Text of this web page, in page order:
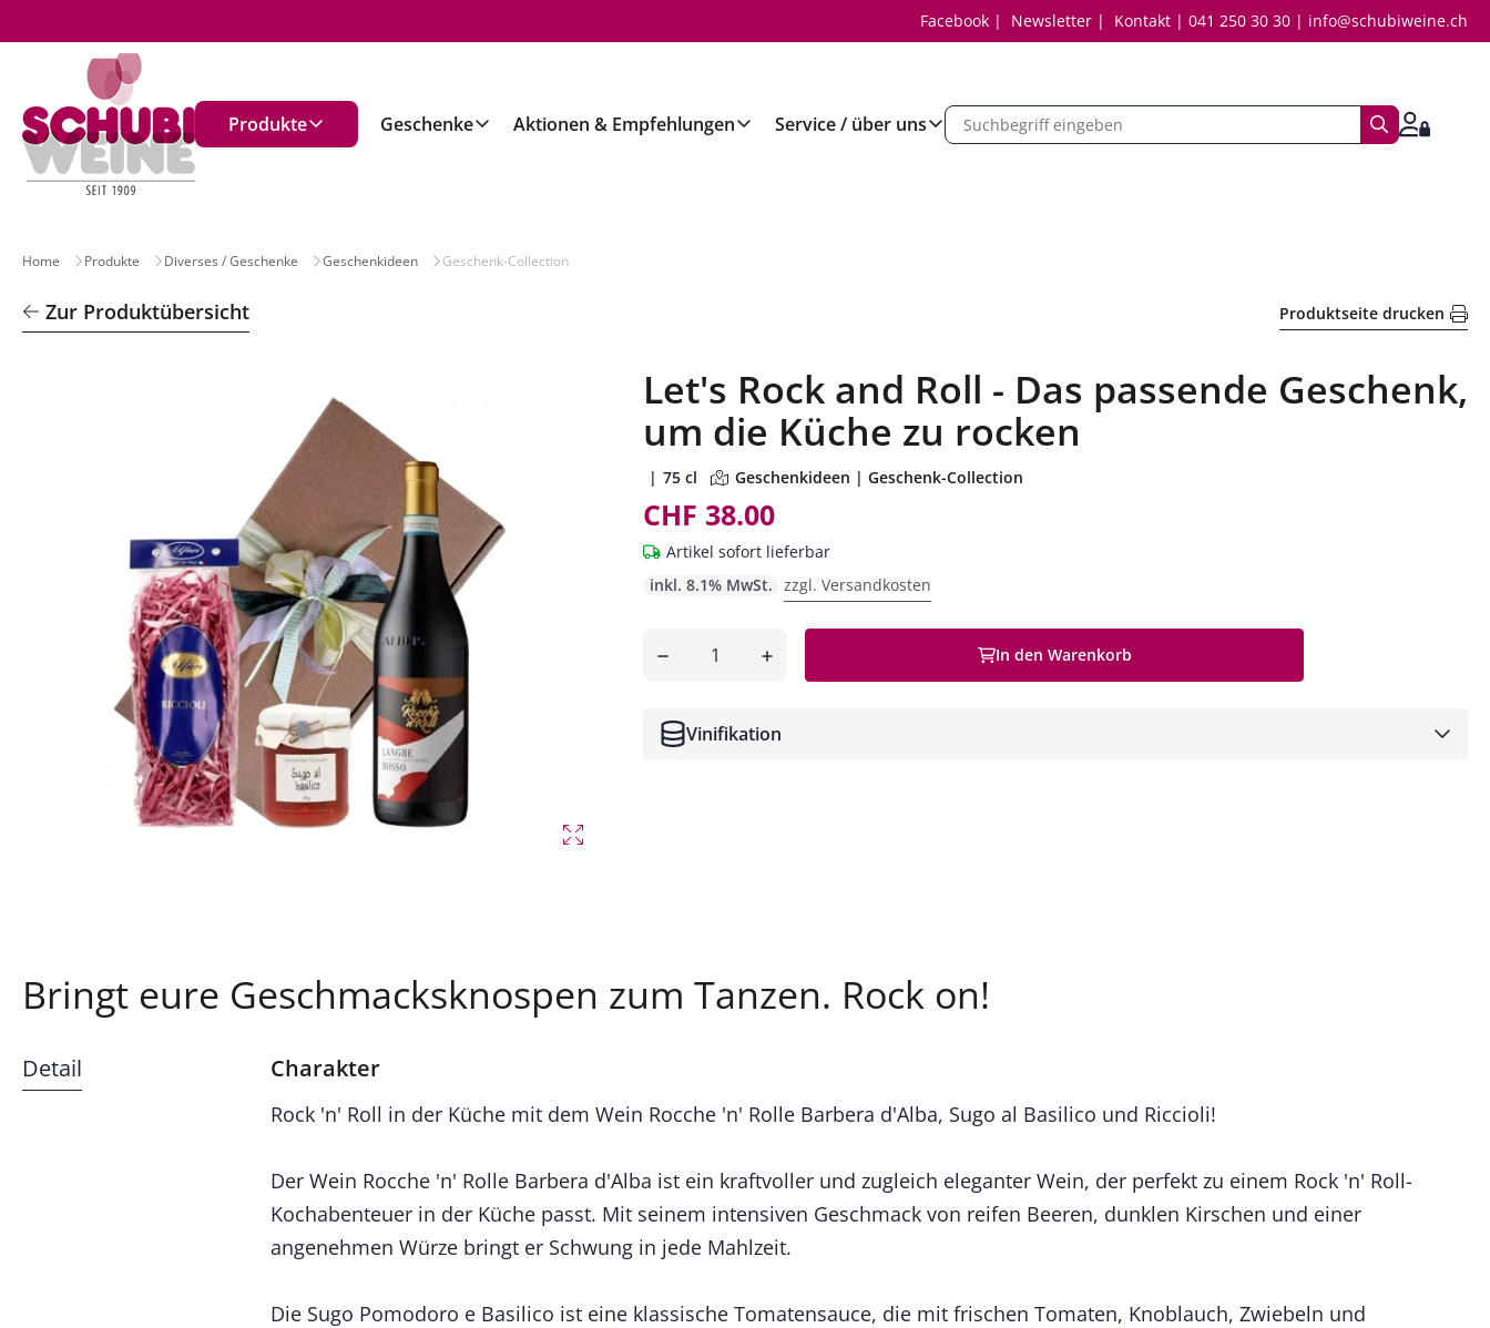
Facebook Newsletter Kontakt 041 250 30 30 info@schubiweine.ch
Produkte Geschenke Aktionen & Empfehlungen Service / über uns
Home Produkte Diverses / Geschenke Geschenkideen Geschenk-Collection
Zur Produktübersicht Produktseite drucken
Let's Rock and Roll - Das passende Geschenk,
um die Küche zu rocken
75 cl Geschenkideen | Geschenk-Collection
CHF 38.00
Artikel sofort lieferbar
inkl. 8.1% MwSt. zzgl. Versandkosten
In den Warenkorb
Vinifikation
Bringt eure Geschmacksknospen zum Tanzen. Rock on!
Detail Charakter
Rock 'n' Roll in der Küche mit dem Wein Rocche 'n' Rolle Barbera d'Alba, Sugo al Basilico und Riccioli!
Der Wein Rocche 'n' Rolle Barbera d'Alba ist ein kraftvoller und zugleich eleganter Wein, der perfekt zu einem Rock 'n' Roll-
Kochabenteuer in der Küche passt. Mit seinem intensiven Geschmack von reifen Beeren, dunklen Kirschen und einer
angenehmen Würze bringt er Schwung in jede Mahlzeit.
Die Sugo Pomodoro e Basilico ist eine klassische Tomatensauce, die mit frischen Tomaten, Knoblauch, Zwiebeln und